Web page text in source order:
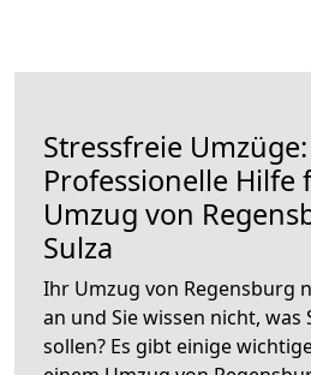
Stressfreie Umzüge:
Professionelle Hilfe
Umzug von
Sulza
Ihr Umzug von Regensburg
an und Sie wissen nicht, was
sollen? Es gibt einige